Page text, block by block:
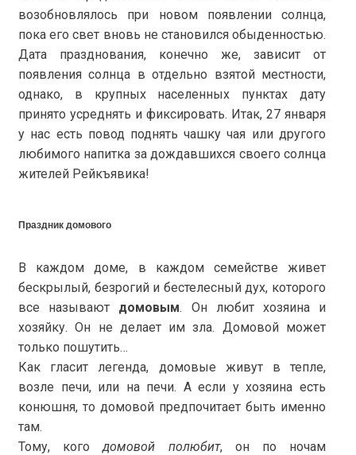
возобновлялось при новом появлении солнца,
пока его свет вновь не становился обыденностью.
Дата празднования, конечно же, зависит от
появления солнца в отдельно взятой местности,
однако, в крупных населенных пунктах дату
принято усреднять и фиксировать. Итак, 27 января
у нас есть повод поднять чашку чая или другого
любимого напитка за дождавшихся своего солнца
жителей Рейкъявика!
Праздник домового
В каждом доме, в каждом семействе живет
бескрылый, безрогий и бестелесный дух, которого
все называют домовым. Он любит хозяина и
хозяйку. Он не делает им зла. Домовой может
только пошутить…
Как гласит легенда, домовые живут в тепле,
возле печи, или на печи. А если у хозяина есть
конюшня, то домовой предпочитает быть именно
там.
Тому, когодомовой полюбит, он по ночам